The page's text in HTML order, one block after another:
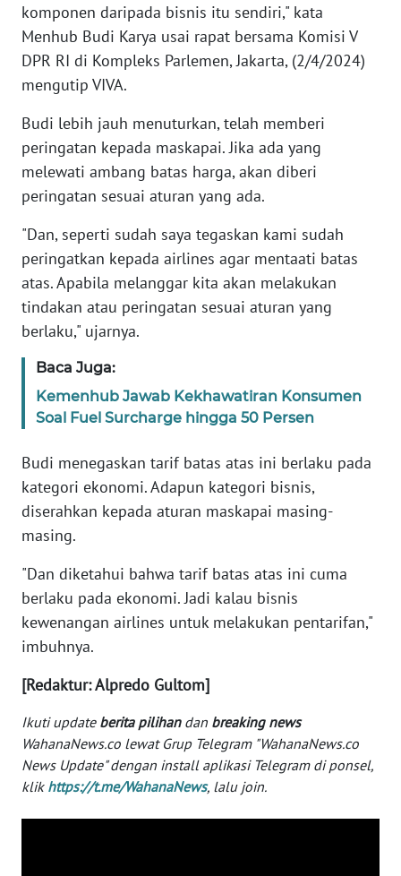
komponen daripada bisnis itu sendiri," kata
Menhub Budi Karya usai rapat bersama Komisi V
DPR RI di Kompleks Parlemen, Jakarta, (2/4/2024)
mengutip VIVA.
Budi lebih jauh menuturkan, telah memberi
peringatan kepada maskapai. Jika ada yang
melewati ambang batas harga, akan diberi
peringatan sesuai aturan yang ada.
"Dan, seperti sudah saya tegaskan kami sudah
peringatkan kepada airlines agar mentaati batas
atas. Apabila melanggar kita akan melakukan
tindakan atau peringatan sesuai aturan yang
berlaku," ujarnya.
Baca Juga:
Kemenhub Jawab Kekhawatiran Konsumen
Soal Fuel Surcharge hingga 50 Persen
Budi menegaskan tarif batas atas ini berlaku pada
kategori ekonomi. Adapun kategori bisnis,
diserahkan kepada aturan maskapai masing-
masing.
"Dan diketahui bahwa tarif batas atas ini cuma
berlaku pada ekonomi. Jadi kalau bisnis
kewenangan airlines untuk melakukan pentarifan,"
imbuhnya.
[Redaktur: Alpredo Gultom]
Ikuti update berita pilihandan breaking news
WahanaNews.co lewat Grup Telegram "WahanaNews.co
News Update" dengan install aplikasi Telegram di ponsel,
klik https://t.me/WahanaNews, lalu join.
SIBER
REDAKSI
KARIR
DISCLAIMER
Wahana
News
Regional
WN
SUMUT
JAKARTA
WN
WN
BANTEN
NTT
WN
KEPRI
WN
WN
PAPUA
BARAT